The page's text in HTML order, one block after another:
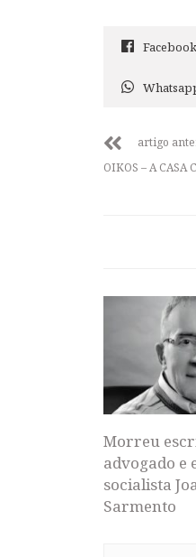
Facebook
artigo
OIKOS – A
Morreu
advogado e
socialista
Sarmento